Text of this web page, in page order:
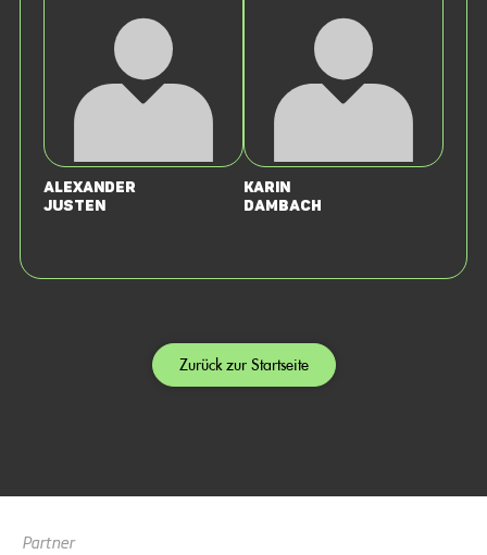
Alexander
Justen
Karin
Dambach
Zurück zur Startseite
Partner